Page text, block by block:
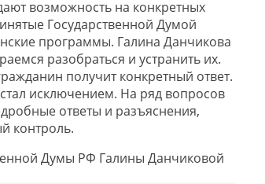
возможность на конкретных
Государственной Думой
программы. Галина Данчикова
разобраться и устранить их.
получит конкретный ответ.
исключением. На ряд вопросов
ответы и разъяснения,
контроль.
Думы РФ Галины Данчиковой